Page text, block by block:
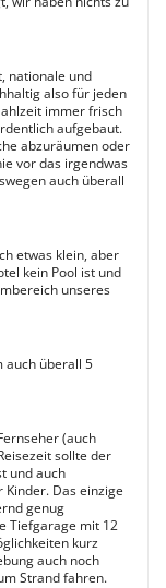
nationale und
also für jeden
immer frisch
aufgebaut.
abzuräumen oder
vor das irgendwas
auch überall
etwas klein, aber
kein Pool ist und
unseres
auch überall 5
(auch
sollte der
und auch
Das einzige
genug
Tiefgarage mit 12
kurz
auch noch
Strand fahren.